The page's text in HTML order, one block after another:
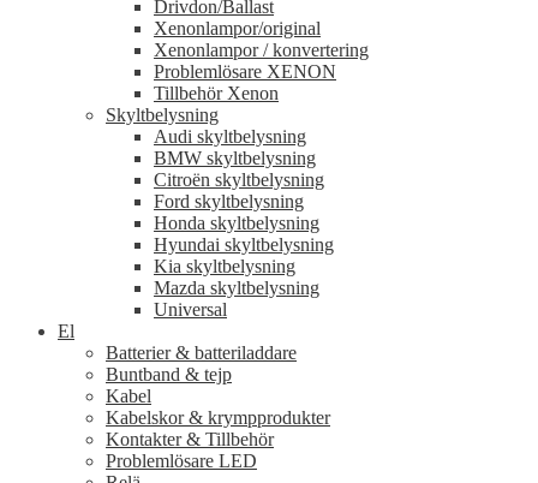
Drivdon/Ballast
Xenonlampor/original
Xenonlampor / konvertering
Problemlösare XENON
Tillbehör Xenon
Skyltbelysning
Audi skyltbelysning
BMW skyltbelysning
Citroën skyltbelysning
Ford skyltbelysning
Honda skyltbelysning
Hyundai skyltbelysning
Kia skyltbelysning
Mazda skyltbelysning
Universal
El
Batterier & batteriladdare
Buntband & tejp
Kabel
Kabelskor & krympprodukter
Kontakter & Tillbehör
Problemlösare LED